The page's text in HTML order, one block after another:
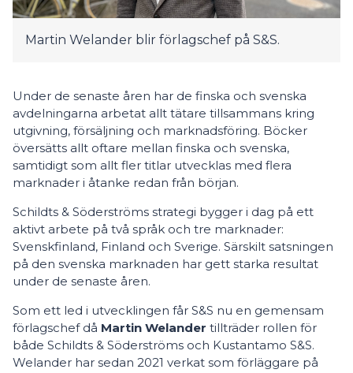
Martin Welander blir förlagschef på S&S.
Under de senaste åren har de finska och svenska
avdelningarna arbetat allt tätare tillsammans kring
utgivning, försäljning och marknadsföring. Böcker
översätts allt oftare mellan finska och svenska,
samtidigt som allt fler titlar utvecklas med flera
marknader i åtanke redan från början.
Schildts & Söderströms strategi bygger i dag på ett
aktivt arbete på två språk och tre marknader:
Svenskfinland, Finland och Sverige. Särskilt satsningen
på den svenska marknaden har gett starka resultat
under de senaste åren.
Som ett led i utvecklingen får S&S nu en gemensam
förlagschef då Martin Welander tillträder rollen för
både Schildts & Söderströms och Kustantamo S&S.
Welander har sedan 2021 verkat som förläggare på